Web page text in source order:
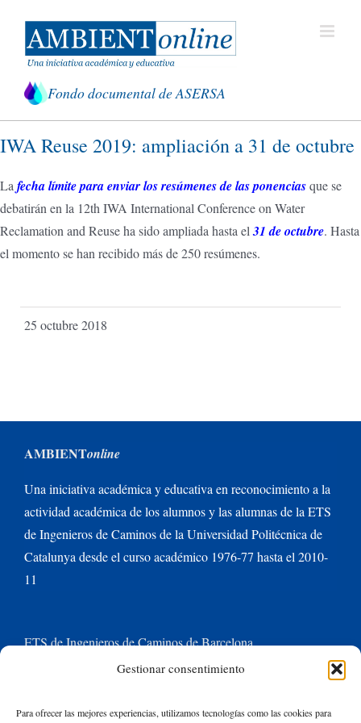
Gestionar consentimiento
Para ofrecer las mejores experiencias, utilizamos tecnologías como las cookies para
contenido
Fondo documental de ASERSA
IWA Reuse 2019: ampliación a 31 de octubre
La fecha límite para enviar los resúmenes de las ponenciasque se
debatirán en la 12th IWA International Conference on Water
Reclamation and Reuse ha sido ampliada hasta el31 de octubre. Hasta
el momento se han recibido más de 250 resúmenes.
25 octubre 2018
AMBIENTonline
Una iniciativa académica y educativa en reconocimiento a la
actividad académica de los alumnos y las alumnas de la ETS
de Ingenieros de Caminos de la Universidad Politécnica de
Catalunya desde el curso académico 1976-77 hasta el 2010-
11
ETS de Ingenieros de Caminos de Barcelona
Universitat Politècnica de Catalunya BarcelonaTech